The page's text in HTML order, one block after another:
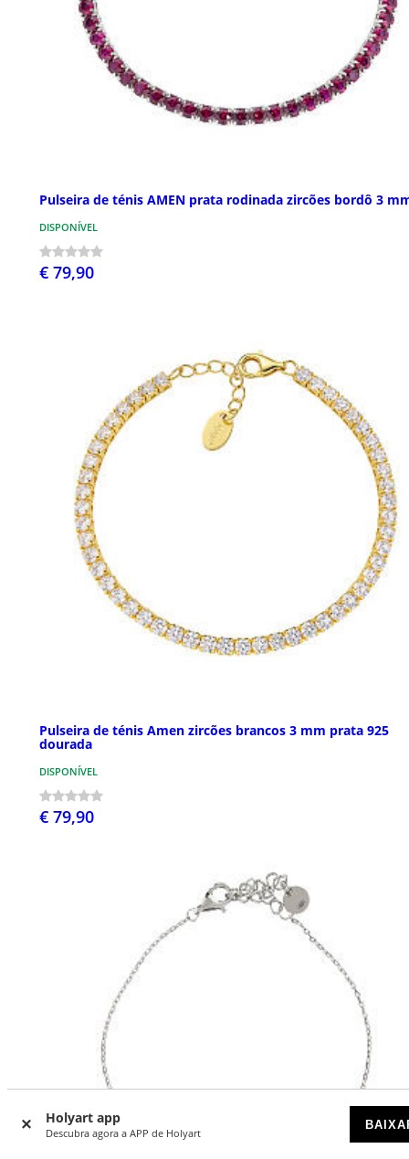
Holyart app
Descubra agora a APP de Holyart
Pulseira de ténis AMEN prata rodinada zircões bordô 3
DISPONÍVEL
€ 79,90
Pulseira de ténis Amen zircões brancos 3 mm prata 925
dourada
DISPONÍVEL
€ 79,90